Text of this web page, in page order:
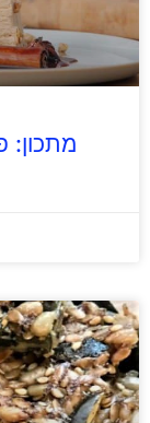
מתכון: